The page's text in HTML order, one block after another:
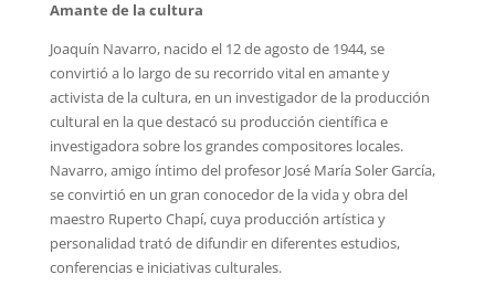
Amante de la cultura
Joaquín Navarro, nacido el 12 de agosto de 1944, se
convirtió a lo largo de su recorrido vital en amante y
activista de la cultura, en un investigador de la producción
cultural en la que destacó su producción científica e
investigadora sobre los grandes compositores locales.
Navarro, amigo íntimo del profesor José María Soler García,
se convirtió en un gran conocedor de la vida y obra del
maestro Ruperto Chapí, cuya producción artística y
personalidad trató de difundir en diferentes estudios,
conferencias e iniciativas culturales.